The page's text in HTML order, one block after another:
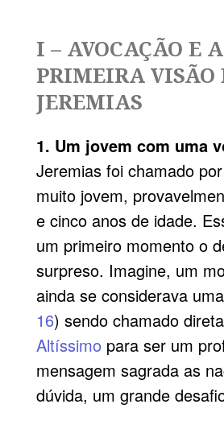
I – AVOCAÇÃO E A
PRIMEIRA VISÃO
JEREMIAS
1. Um jovem com uma
Jeremias foi chamado
muito jovem,
e cinco anos de idade.
um primeiro momento o
surpreso. Imagine, um
ainda se considerava
16) sendo chamado
Altíssimopara ser um
mensagem sagrada as
dúvida, um grande